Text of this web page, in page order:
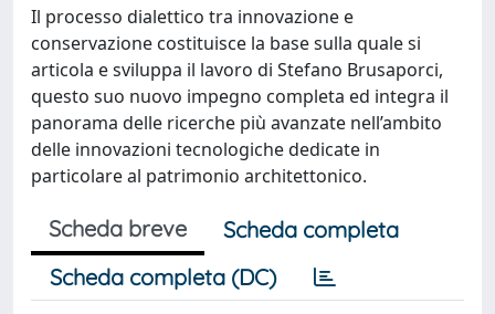
Il processo dialettico tra innovazione e
conservazione costituisce la base sulla quale si
articola e sviluppa il lavoro di Stefano Brusaporci,
questo suo nuovo impegno completa ed integra il
panorama delle ricerche più avanzate nell’ambito
delle innovazioni tecnologiche dedicate in
particolare al patrimonio architettonico.
Scheda breve
Scheda completa
Scheda completa (DC)